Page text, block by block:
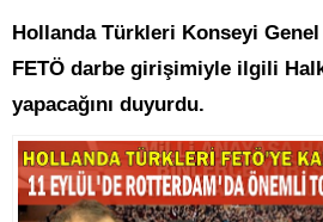
Hollanda Türkleri Konseyi
FETÖ darbe girişimiyle ilgili Halk
yapacağını duyurdu.